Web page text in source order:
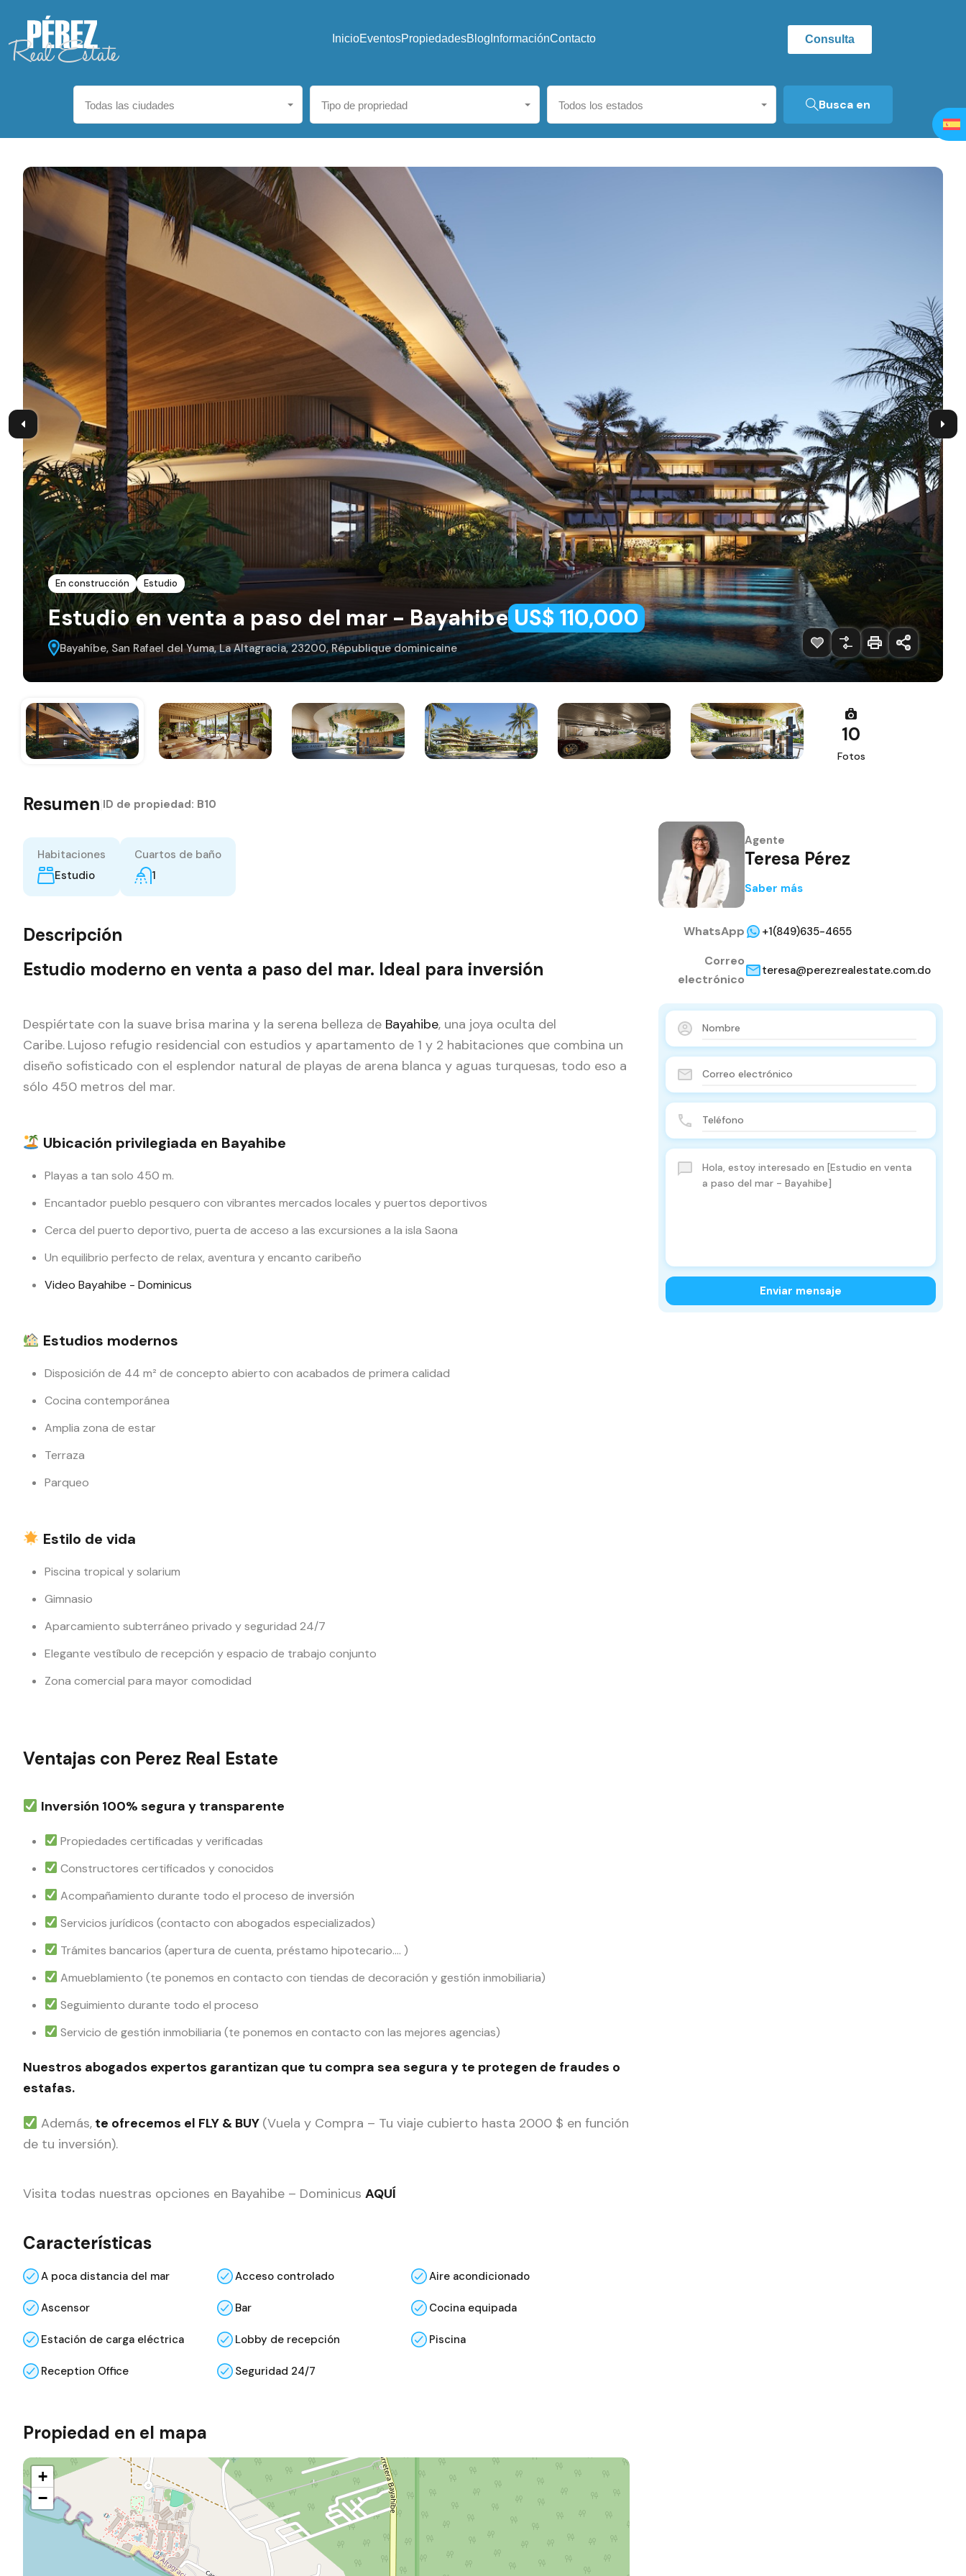
InicioEventosPropiedadesBlog InformaciónContacto Consulta
Todas las ciudades Tipo de propriedad Todos los estados Busca en
En construcción Estudio
Estudio en venta a paso del mar - Bayahibe US$ 110,000
Bayahíbe, San Rafael del Yuma, La Altagracia, 23200, République dominicaine
10
Fotos
Resumen ID de propiedad: B10
Habitaciones
Estudio
Cuartos de baño
1
Descripción
Estudio moderno en venta a paso del mar. Ideal para inversión
Despiértate con la suave brisa marina y la serena belleza de Bayahibe, una joya oculta del
Caribe. Lujoso refugio residencial con estudios y apartamento de 1 y 2 habitaciones que combina un
diseño sofisticado con el esplendor natural de playas de arena blanca y aguas turquesas, todo eso a
sólo 450 metros del mar.
Ubicación privilegiada en Bayahibe
Playas a tan solo 450 m.
Encantador pueblo pesquero con vibrantes mercados locales y puertos deportivos
Cerca del puerto deportivo, puerta de acceso a las excursiones a la isla Saona
Un equilibrio perfecto de relax, aventura y encanto caribeño
Video Bayahibe - Dominicus
Estudios modernos
Disposición de 44 m² de concepto abierto con acabados de primera calidad
Cocina contemporánea
Amplia zona de estar
Terraza
Parqueo
Estilo de vida
Piscina tropical y solarium
Gimnasio
Aparcamiento subterráneo privado y seguridad 24/7
Elegante vestíbulo de recepción y espacio de trabajo conjunto
Zona comercial para mayor comodidad
Ventajas con Perez Real Estate
Inversión 100% segura y transparente
Propiedades certificadas y verificadas
Constructores certificados y conocidos
Acompañamiento durante todo el proceso de inversión
Servicios jurídicos (contacto con abogados especializados)
Trámites bancarios (apertura de cuenta, préstamo hipotecario…. )
Amueblamiento (te ponemos en contacto con tiendas de decoración y gestión inmobiliaria)
Seguimiento durante todo el proceso
Servicio de gestión inmobiliaria (te ponemos en contacto con las mejores agencias)
Nuestros abogados expertos garantizan que tu compra sea segura y te protegen de fraudes o
estafas.
Además,te ofrecemos el FLY & BUY (Vuela y Compra – Tu viaje cubierto hasta 2000 $ en función
de tu inversión).
Visita todas nuestras opciones en Bayahibe – Dominicus AQUÍ
Características
A poca distancia del mar Acceso controlado Aire acondicionado
Ascensor Bar Cocina equipada
Estación de carga eléctrica Lobby de recepción Piscina
Reception Office Seguridad 24/7
Propiedad en el mapa
+
−
Agente
Teresa Pérez
Saber más
WhatsApp +1(849)635-4655
Correo
electrónico
teresa@perezrealestate.com.do
Enviar mensaje